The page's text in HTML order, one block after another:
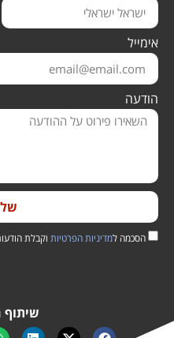
אימייל
הודעה
הסכמה למדיניות הפרטיות וקבלת
שיתוף